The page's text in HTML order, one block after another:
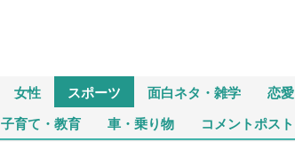
女性 スポーツ 面白ネタ・雑学 恋愛
子育て・教育 車・乗り物 コメントポスト